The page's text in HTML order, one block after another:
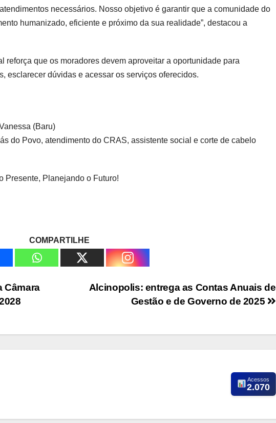
necessários. Nosso objetivo é garantir que a comunidade do
humanizado, eficiente e próximo da sua realidade”, destacou a
reforça que os moradores devem aproveitar a oportunidade para
esclarecer dúvidas e acessar os serviços oferecidos.
(Baru)
do Povo, atendimento do CRAS, assistente social e corte de cabelo
Presente, Planejando o Futuro!
COMPARTILHE
Alcinopolis: entrega as Contas Anuais de
Gestão e de Governo de 2025
Câmara
Acessos
2.070